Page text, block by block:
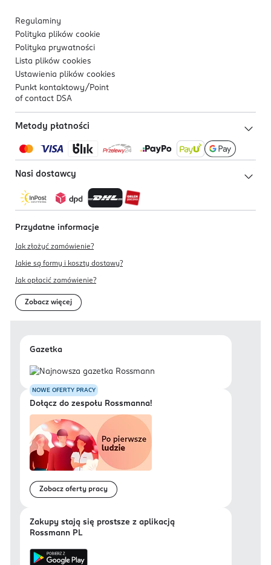
Regulaminy
Polityka plików cookie
Polityka prywatności
Lista plików cookies
Ustawienia plików cookies
Punkt kontaktowy/ Point
of contact DSA
Metody płatności
Nasi dostawcy
Przydatne informacje
Jak złożyć zamówienie?
Jakie są formy i koszty dostawy?
Jak opłacić zamówienie?
Zobacz więcej
Gazetka
NOWE OFERTY PRACY
Dołącz do zespołu Rossmanna!
Zobacz oferty pracy
Zakupy stają się prostsze z aplikacją
Rossmann PL